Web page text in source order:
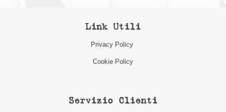
Link Utili
Privacy Policy
Cookie Policy
Servizio Clienti